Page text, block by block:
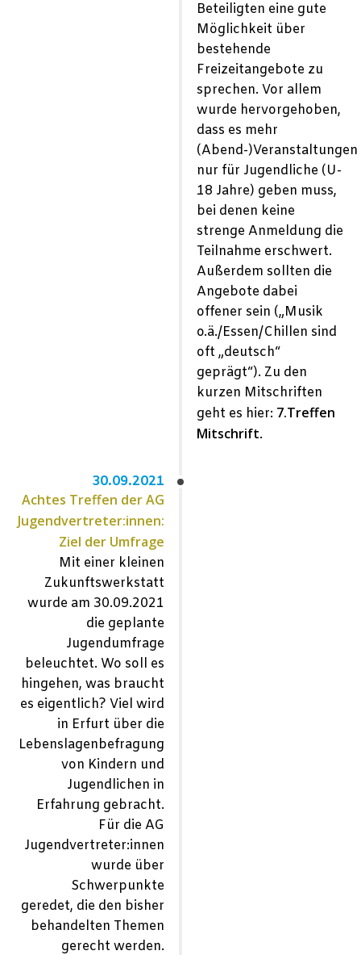
Beteiligten eine gute
Möglichkeit über
bestehende
Freizeitangebote zu
sprechen. Vor allem
wurde hervorgehoben,
dass es mehr
(Abend-)Veranstaltungen
nur für Jugendliche (U-
18 Jahre) geben muss,
bei denen keine
strenge Anmeldung die
Teilnahme erschwert.
Außerdem sollten die
Angebote dabei
offener sein („Musik
o.ä./Essen/Chillen sind
oft „deutsch“
geprägt“). Zu den
kurzen Mitschriften
geht es hier: 7.Treffen
Mitschrift.
30.09.2021
Achtes Treffen der AG
Jugendvertreter:innen:
Ziel der Umfrage
Mit einer kleinen
Zukunftswerkstatt
wurde am 30.09.2021
die geplante
Jugendumfrage
beleuchtet. Wo soll es
hingehen, was braucht
es eigentlich? Viel wird
in Erfurt über die
Lebenslagenbefragung
von Kindern und
Jugendlichen in
Erfahrung gebracht.
Für die AG
Jugendvertreter:innen
wurde über
Schwerpunkte
geredet, die den bisher
behandelten Themen
gerecht werden.